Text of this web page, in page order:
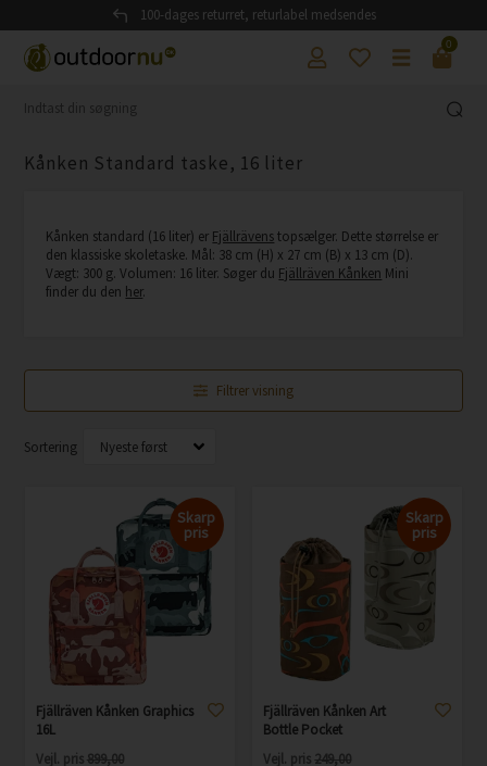
100-dages returret, returlabel medsendes
0
Kånken Standard taske, 16 liter
Kånken standard (16 liter) er Fjällrävenstopsælger. Dette størrelse er
den klassiske skoletaske. Mål: 38 cm (H) x 27 cm (B) x 13 cm (D).
Vægt: 300 g. Volumen: 16 liter. Søger du Fjällräven Kånken Mini
finder du den her.
Filtrer visning
Sortering
Skarp
pris
Fjällräven Kånken Graphics
16L
Vejl. pris899,00
Skarp
pris
Fjällräven Kånken Art
Bottle Pocket
Vejl. pris 249,00